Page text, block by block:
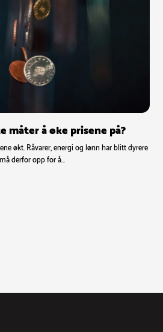
måter å øke prisene på?
økt. Råvarer, energi og lønn har blitt dyrere
derfor opp for å…